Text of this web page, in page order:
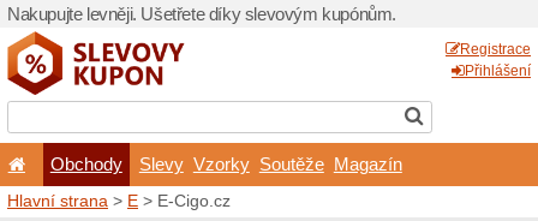
Nakupujte levněji.